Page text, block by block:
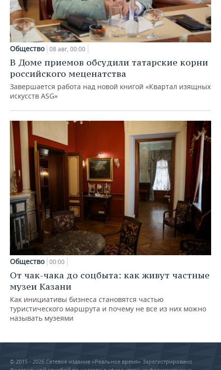
Общество 08 авг, 00:00
В Доме приемов обсудили татарские корни
российского меценатства
Завершается работа над новой книгой «Квартал изящных
искусств ASG»
Общество 00:00
От чак-чака до соцбыта: как живут частные
музеи Казани
Как инициативы бизнеса становятся частью
туристического маршрута и почему не все из них можно
называть музеями
© 2015 - 2026 Сетевое издание «Реальное время» Зарегистрировано